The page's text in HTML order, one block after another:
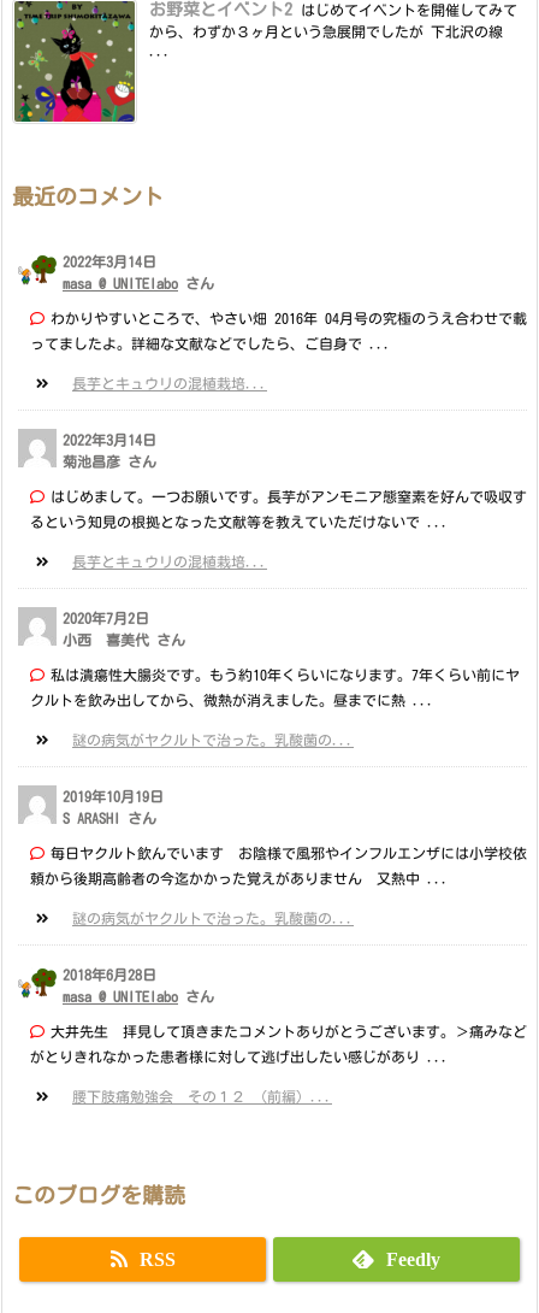
お野菜とイベント2
はじめてイベントを開催してみて
から、わずか３ヶ月という急展開でしたが 下北沢の線
最近のコメント
2022年3月14日
masa @ UNITElabo さん
わかりやすいところで、やさい畑 2016年 04月号の究極のうえ合わせで載
ってましたよ。詳細な文献などでしたら、ご自身で ...
長芋とキュウリの混植栽培...
2022年3月14日
菊池昌彦 さん
はじめまして。一つお願いです。長芋がアンモニア態窒素を好んで吸収す
るという知見の根拠となった文献等を教えていただけないで ...
長芋とキュウリの混植栽培...
2020年7月2日
小西 喜美代 さん
私は潰瘍性大腸炎です。もう約10年くらいになります。7年くらい前にヤ
クルトを飲み出してから、微熱が消えました。昼までに熱 ...
謎の病気がヤクルトで治った。乳酸菌の...
2019年10月19日
S ARASHI さん
毎日ヤクルト飲んでいます お陰様で風邪やインフルエンザには小学校依
頼から後期高齢者の今迄かかった覚えがありません 又熱中 ...
謎の病気がヤクルトで治った。乳酸菌の...
2018年6月28日
masa @ UNITElabo さん
大井先生 拝見して頂きまたコメントありがとうございます。＞痛みなど
がとりきれなかった患者様に対して逃げ出したい感じがあり ...
腰下肢痛勉強会 その１２ （前編）...
このブログを購読
RSS Feedly